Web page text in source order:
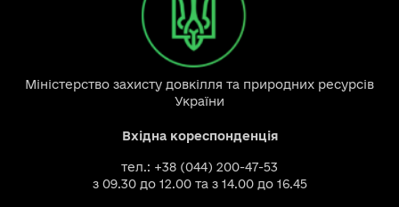
Міністерство захисту довкілля та природних ресурсів
України
Вхідна кореспонденція
тел.: +38 (044) 200-47-53
з 09.30 до 12.00 та з 14.00 до 16.45